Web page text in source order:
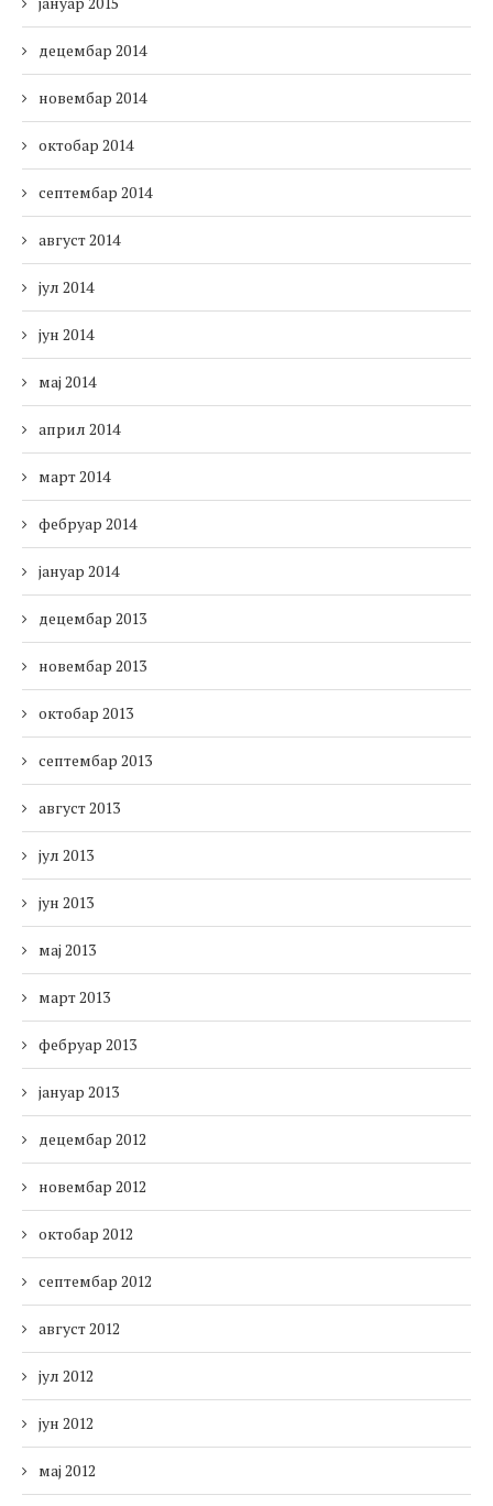
децембар 2014
новембар 2014
октобар 2014
септембар 2014
август 2014
јул 2014
јун 2014
мај 2014
април 2014
март 2014
фебруар 2014
јануар 2014
децембар 2013
новембар 2013
октобар 2013
септембар 2013
август 2013
јул 2013
јун 2013
мај 2013
март 2013
фебруар 2013
јануар 2013
децембар 2012
новембар 2012
октобар 2012
септембар 2012
август 2012
јул 2012
јун 2012
мај 2012